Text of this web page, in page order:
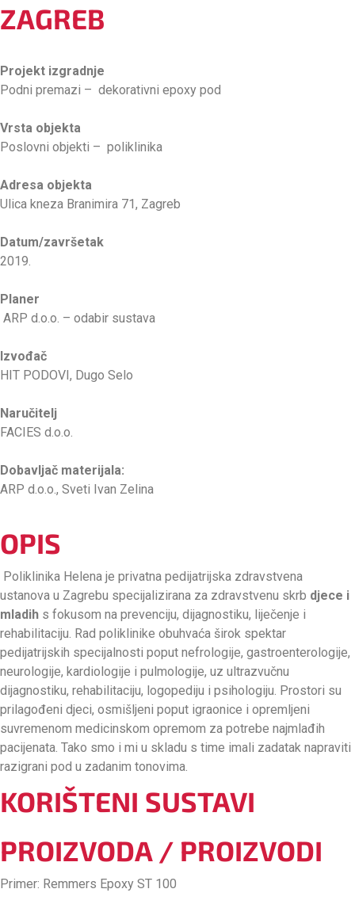
ZAGREB
Projekt izgradnje
Podni premazi – dekorativni epoxy pod
Vrsta objekta
Poslovni objekti – poliklinika
Adresa objekta
Ulica kneza Branimira 71, Zagreb
Datum/završetak
2019.
Planer
ARP d.o.o. – odabir sustava
Izvođač
HIT PODOVI, Dugo Selo
Naručitelj
FACIES d.o.o.
Dobavljač materijala:
ARP d.o.o., Sveti Ivan Zelina
OPIS
Poliklinika Helena je privatna pedijatrijska zdravstvena
ustanova u Zagrebu specijalizirana za zdravstvenu skrb djece i
mladih s fokusom na prevenciju, dijagnostiku, liječenje i
rehabilitaciju. Rad poliklinike obuhvaća širok spektar
pedijatrijskih specijalnosti poput nefrologije, gastroenterologije,
neurologije, kardiologije i pulmologije, uz ultrazvučnu
dijagnostiku, rehabilitaciju, logopediju i psihologiju. Prostori su
prilagođeni djeci, osmišljeni poput igraonice i opremljeni
suvremenom medicinskom opremom za potrebe najmlađih
pacijenata. Tako smo i mi u skladu s time imali zadatak napraviti
razigrani pod u zadanim tonovima.
KORIŠTENI SUSTAVI
PROIZVODA / PROIZVODI
Primer: Remmers Epoxy ST 100